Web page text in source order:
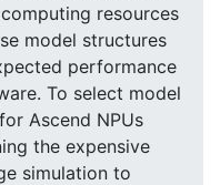
resources
model structures
performance
To select model
Ascend NPUs
the expensive
simulation to